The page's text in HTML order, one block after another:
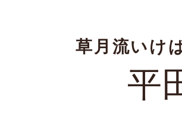
草月流いけ
平